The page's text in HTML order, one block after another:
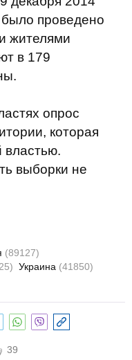
проведено
жителями
в 179
опрос
которая
властью.
выборки не
(89127)
Украина (41850)
39